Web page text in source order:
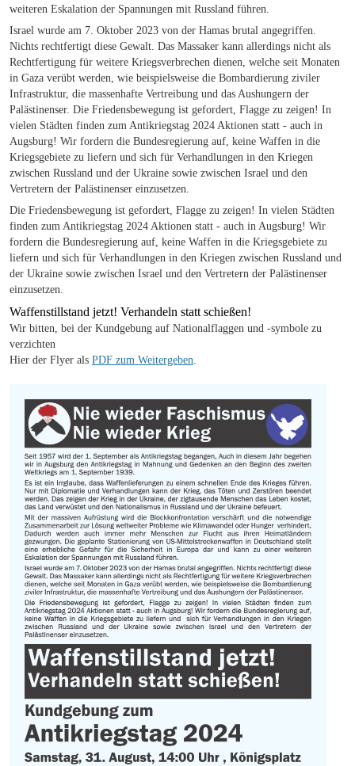
weiteren Eskalation der Spannungen mit Russland führen.
Israel wurde am 7. Oktober 2023 von der Hamas brutal angegriffen.
Nichts rechtfertigt diese Gewalt. Das Massaker kann allerdings nicht als
Rechtfertigung für weitere Kriegsverbrechen dienen, welche seit Monaten
in Gaza verübt werden, wie beispielsweise die Bombardierung ziviler
Infrastruktur, die massenhafte Vertreibung und das Aushungern der
Palästinenser. Die Friedensbewegung ist gefordert, Flagge zu zeigen! In
vielen Städten finden zum Antikriegstag 2024 Aktionen statt - auch in
Augsburg! Wir fordern die Bundesregierung auf, keine Waffen in die
Kriegsgebiete zu liefern und sich für Verhandlungen in den Kriegen
zwischen Russland und der Ukraine sowie zwischen Israel und den
Vertretern der Palästinenser einzusetzen.
Die Friedensbewegung ist gefordert, Flagge zu zeigen! In vielen Städten
finden zum Antikriegstag 2024 Aktionen statt - auch in Augsburg! Wir
fordern die Bundesregierung auf, keine Waffen in die Kriegsgebiete zu
liefern und sich für Verhandlungen in den Kriegen zwischen Russland und
der Ukraine sowie zwischen Israel und den Vertretern der Palästinenser
einzusetzen.
Waffenstillstand jetzt! Verhandeln statt schießen!
Wir bitten, bei der Kundgebung auf Nationalflaggen und -symbole zu
verzichten
Hier der Flyer als PDF zum Weitergeben